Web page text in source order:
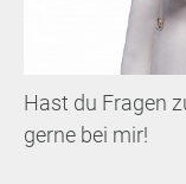
Hast du Fragen
gerne bei mir!